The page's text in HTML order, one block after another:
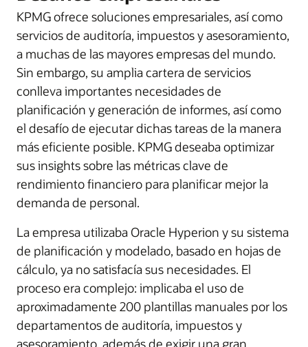
KPMG ofrece soluciones empresariales, así como
servicios de auditoría, impuestos y asesoramiento,
a muchas de las mayores empresas del mundo.
Sin embargo, su amplia cartera de servicios
conlleva importantes necesidades de
planificación y generación de informes, así como
el desafío de ejecutar dichas tareas de la manera
más eficiente posible. KPMG deseaba optimizar
sus insights sobre las métricas clave de
rendimiento financiero para planificar mejor la
demanda de personal.
La empresa utilizaba Oracle Hyperion y su sistema
de planificación y modelado, basado en hojas de
cálculo, ya no satisfacía sus necesidades. El
proceso era complejo: implicaba el uso de
aproximadamente 200 plantillas manuales por los
departamentos de auditoría, impuestos y
asesoramiento, además de exigir una gran